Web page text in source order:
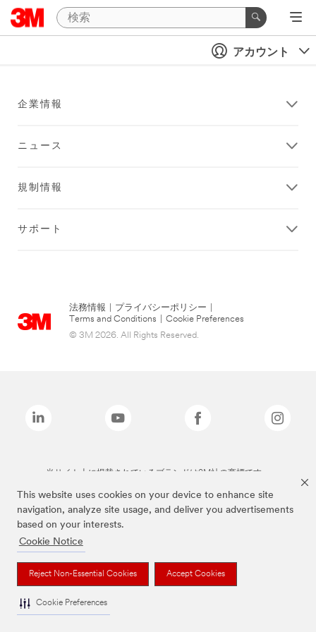
This website uses cookies on your device to enhance site
navigation, analyze site usage, and deliver you advertisements
based on your interests.
Cookie Notice
Reject Non-Essential Cookies Accept Cookies
Cookie Preferences
アカウント
企業情報
ニュース
規制情報
サポート
法務情報 プライバシーポリシー
Terms and Conditions
Cookie Preferences
© 3M 2026. All Rights Reserved.
当サイト上に掲載されているブランドは3M社の商標です。